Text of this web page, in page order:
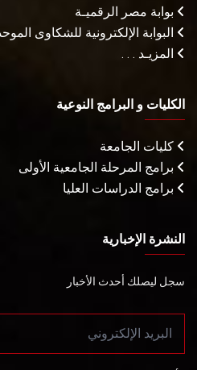
بوابة مصر الرقميـة
البوابة الإلكترونية للشكاوى
المزيـد . . .
الكليات و البرامج النوعية
كليات الجامعة
برامج المرحلة الجامعية الأولى
برامج الدراسات العليا
النشرة الإخبارية
سجل ليصلك أحدث الأخبار